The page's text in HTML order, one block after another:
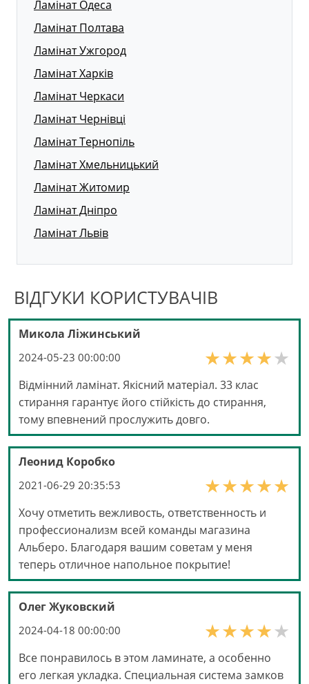
Ламінат Одеса
Ламінат Полтава
Ламінат Ужгород
Ламінат Харків
Ламінат Черкаси
Ламінат Чернівці
Ламінат Тернопіль
Ламінат Хмельницький
Ламінат Житомир
Ламінат Дніпро
Ламінат Львів
ВІДГУКИ КОРИСТУВАЧІВ
Микола Ліжинський
2024-05-23 00:00:00
Відмінний ламінат. Якісний матеріал. 33 клас
стирання гарантує його стійкість до стирання,
тому впевнений прослужить довго.
Леонид Коробко
2021-06-29 20:35:53
Хочу отметить вежливость, ответственность и
профессионализм всей команды магазина
Альберо. Благодаря вашим советам у меня
теперь отличное напольное покрытие!
Олег Жуковский
2024-04-18 00:00:00
Все понравилось в этом ламинате, а особенно
его легкая укладка. Специальная система замков